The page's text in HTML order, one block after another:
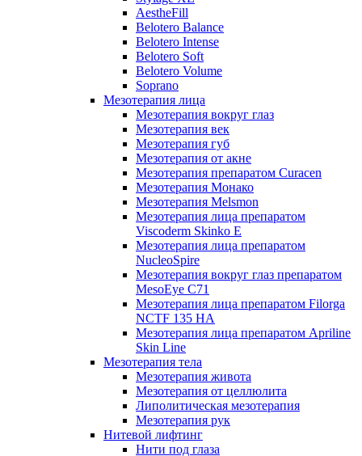
AestheFill
Belotero Balance
Belotero Intense
Belotero Soft
Belotero Volume
Soprano
Мезотерапия лица
Мезотерапия вокруг глаз
Мезотерапия век
Мезотерапия губ
Мезотерапия от акне
Мезотерапия препаратом Curacen
Мезотерапия Монако
Мезотерапия Melsmon
Мезотерапия лица препаратом
Viscoderm Skinko E
Мезотерапия лица препаратом
NucleoSpire
Мезотерапия вокруг глаз препаратом
MesoEye С71
Мезотерапия лица препаратом Filorga
NCTF 135 HA
Мезотерапия лица препаратом Apriline
Skin Line
Мезотерапия тела
Мезотерапия живота
Мезотерапия от целлюлита
Липолитическая мезотерапия
Мезотерапия рук
Нитевой лифтинг
Нити под глаза